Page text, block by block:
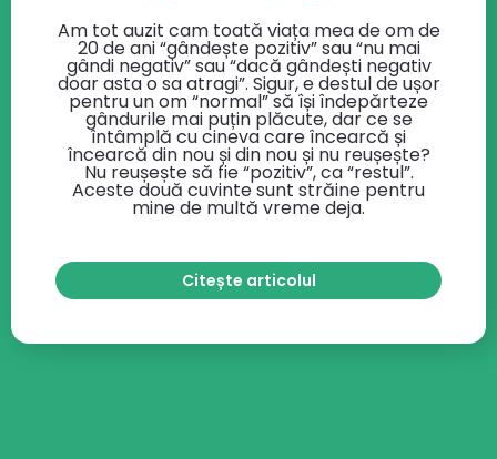
Am tot auzit cam toată viața mea de om de
20 de ani “gândește pozitiv” sau “nu mai
gândi negativ” sau “dacă gândești negativ
doar asta o sa atragi”. Sigur, e destul de ușor
pentru un om “normal” să își îndepărteze
gândurile mai puțin plăcute, dar ce se
întâmplă cu cineva care încearcă și
încearcă din nou și din nou și nu reușește?
Nu reușește să fie “pozitiv”, ca “restul”.
Aceste două cuvinte sunt străine pentru
mine de multă vreme deja.
Citește articolul